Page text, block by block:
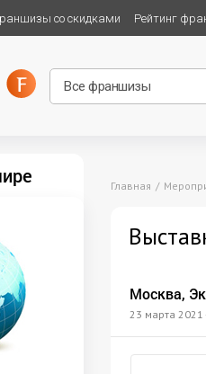
со скидками Рейтинг
Главная
Москва,
23 марта 2021